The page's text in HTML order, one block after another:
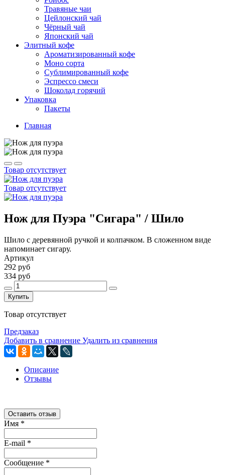
Травяные чаи
Цейлонский чай
Чёрный чай
Японский чай
Элитный кофе
Ароматизированный кофе
Моно сорта
Сублимированный кофе
Эспрессо смеси
Шоколад горячий
Упаковка
Пакеты
Главная
Товар отсутствует
Товар отсутствует
Нож для Пуэра "Сигара" / Шило
Шило с деревянной ручкой и колпачком. В сложенном виде
напоминает сигару.
Артикул
292 руб
334 руб
Купить
Товар отсутствует
Предзаказ
Добавить в сравнение Удалить из сравнения
Описание
Отзывы
Оставить отзыв
Имя *
E-mail *
Сообщение *